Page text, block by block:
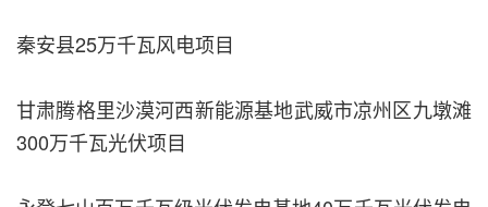
秦安县25万千瓦风电项目
甘肃腾格里沙漠河西新能源基地武威市凉州区九墩滩
300万千瓦光伏项目